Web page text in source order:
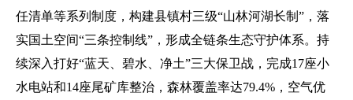
任清单等系列制度，构建县镇村三级“山林河湖长制”，落
实国土空间“三条控制线”，形成全链条生态守护体系。持
续深入打好“蓝天、碧水、净土”三大保卫战，完成17座小
水电站和14座尾矿库整治，森林覆盖率达79.4%，空气优